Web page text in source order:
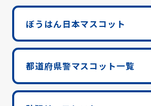
ぼうはん日本マスコット
都道府県警マスコット一覧